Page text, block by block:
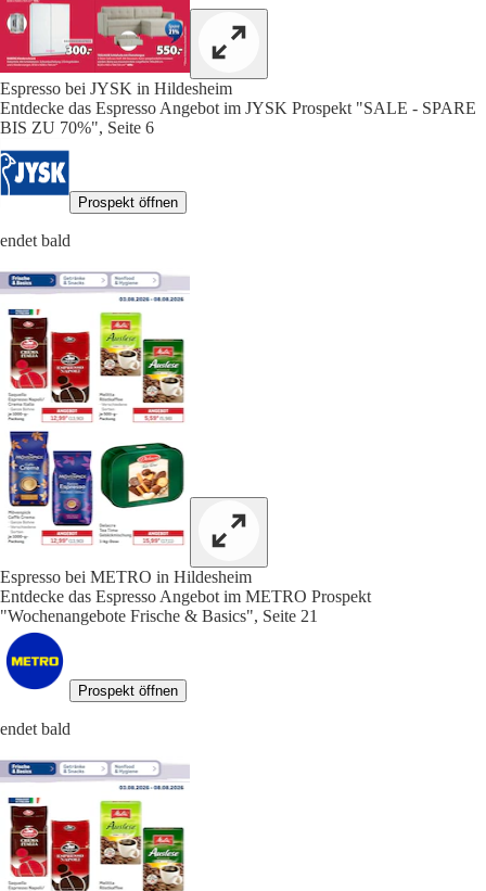
Espresso bei JYSK in Hildesheim
Entdecke das Espresso Angebot im JYSK Prospekt "SALE - SPARE
BIS ZU 70%", Seite 6
Prospekt öffnen
endet bald
Espresso bei METRO in Hildesheim
Entdecke das Espresso Angebot im METRO Prospekt
"Wochenangebote Frische & Basics", Seite 21
Prospekt öffnen
endet bald